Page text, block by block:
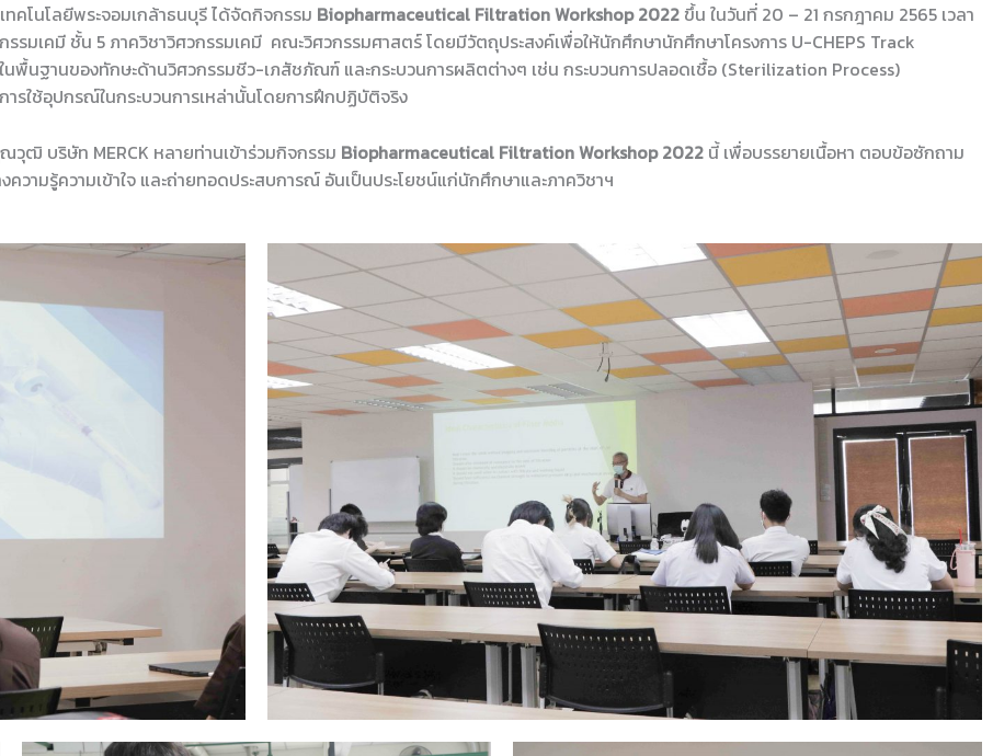
โนโลยีพระจอมเกล้าธนบุรี ได้จัดกิจกรรม Biopharmaceutical Filtration Workshop 2022 ขึ้น ในวันที่ 20 – 21 กรกฎาคม 2565 เวลา
รมเคมี ชั้น 5 ภาควิชาวิศวกรรมเคมี คณะวิศวกรรมศาสตร์ โดยมีวัตถุประสงค์เพื่อให้นักศึกษานักศึกษาโครงการ U-CHEPS Track
นพื้นฐานของทักษะด้านวิศวกรรมชีว-เภสัชภัณฑ์ และกระบวนการผลิตต่างๆ เช่น กระบวนการปลอดเชื้อ (Sterilization Process)
ใช้อุปกรณ์ในกระบวนการเหล่านั้นโดยการฝึกปฏิบัติจริง
ฒิ บริษัท MERCK หลายท่านเข้าร่วมกิจกรรม Biopharmaceutical Filtration Workshop 2022 นี้ เพื่อบรรยายเนื้อหา ตอบข้อซักถาม
วามรู้ความเข้าใจ และถ่ายทอดประสบการณ์ อันเป็นประโยชน์แก่นักศึกษาและภาควิชาฯ